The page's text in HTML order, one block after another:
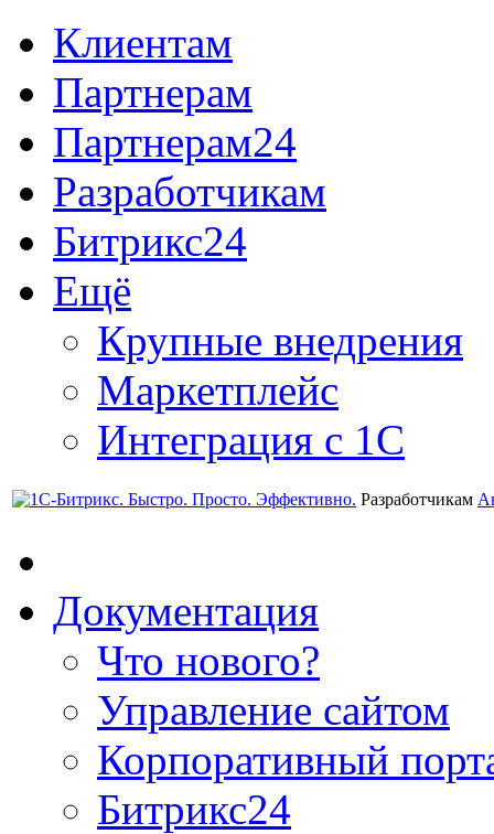
Клиентам
Партнерам
Партнерам24
Разработчикам
Битрикс24
Ещё
Крупные внедрения
Маркетплейс
Интеграция с 1С
Разработчикам
Документация
Что нового?
Управление сайтом
Корпоративный
Битрикс24